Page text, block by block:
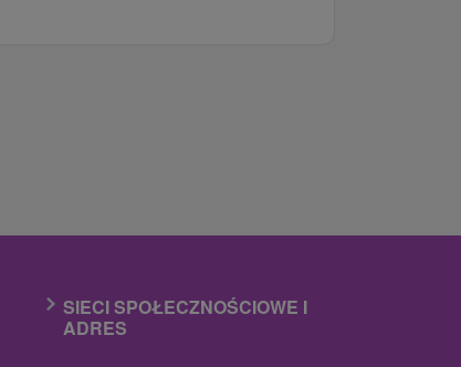
SIECI SPOŁECZNOŚCIOWE I
ADRES